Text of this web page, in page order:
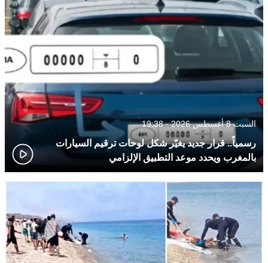
السبت 8 أغسطس 2026 - 19:38
رسمياً.. قرار جديد يغيّر شكل لوحات ترقيم السيارات
بالمغرب ويحدد موعد التطبيق الإلزامي